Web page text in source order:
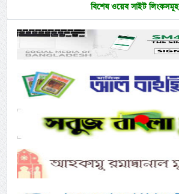
বিশেষ ওয়েব সাইট লিংকসমূহ